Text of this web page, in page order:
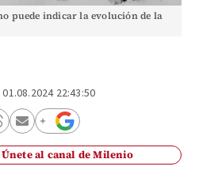
puede indicar la evolución de la
01.08.2024 22:43:50
Únete al canal de Milenio